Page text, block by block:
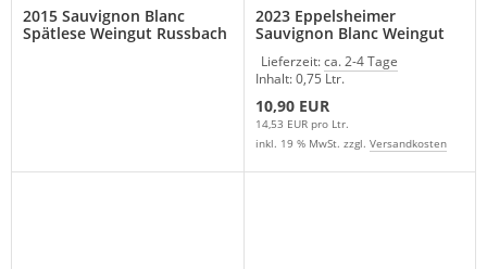
2015 Sauvignon Blanc
Spätlese Weingut Russbach
2023 Eppelsheimer
Sauvignon Blanc Weingut
Lieferzeit:ca. 2-4 Tage
Inhalt: 0,75 Ltr.
10,90 EUR
14,53 EUR pro Ltr.
inkl. 19 % MwSt. zzgl. Versandkosten